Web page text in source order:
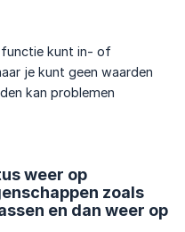
kunt in- of
je kunt geen waarden
kan problemen
weer op
zoals
en dan weer op